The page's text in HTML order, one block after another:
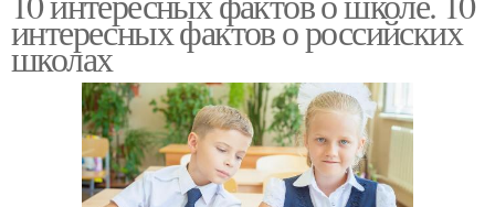
интересных фактов о российских
школах